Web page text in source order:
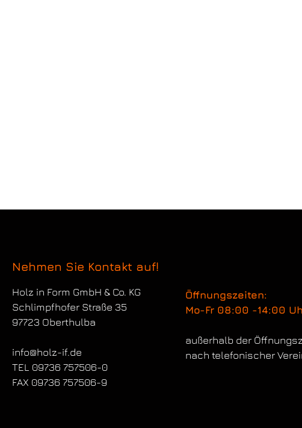
Nehmen Sie Kontakt auf!
Holz in Form GmbH & Co. KG
Schlimpfhofer Straße 35
97723 Oberthulba
info@holz-if.de
TEL 09736 757506-0
FAX 09736 757506-9
Öffnungszeiten:
Mo-Fr 08:00 -14:00
außerhalb der
nach telefonischer